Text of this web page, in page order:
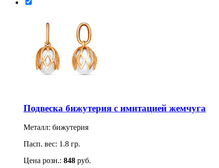
Подвеска бижутерия с имитацией жемчуга
Металл: бижутерия
Пасп. вес: 1.8 гр.
Цена розн.: 848 руб.